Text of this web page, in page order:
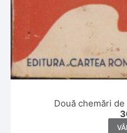
Două chemări